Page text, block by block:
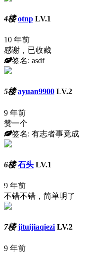
4楼 otnp LV.1
10 年前
感谢，已收藏
签名: asdf
5楼 ayuan9900 LV.2
9 年前
赞一个
签名: 有志者事竟成
6楼 石头 LV.1
9 年前
不错不错，简单明了
7楼 jituijiaqiezi LV.2
9 年前